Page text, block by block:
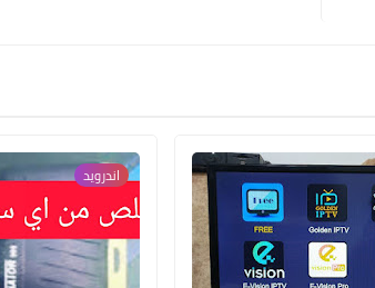
اندرويد
علي المالكي
19 أغسطس 2022